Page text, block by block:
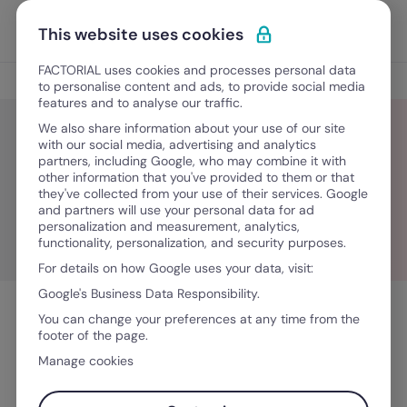
Ir para o conteúdo
Experimente Grátis
Blog
Mariana Lopes
This website uses cookies
FACTORIAL uses cookies and processes personal data
to personalise content and ads, to provide social media
features and to analyse our traffic.
We also share information about your use of our site
with our social media, advertising and analytics
partners, including Google, who may combine it with
other information that you've provided to them or that
they've collected from your use of their services. Google
and partners will use your personal data for ad
personalization and measurement, analytics,
functionality, personalization, and security purposes.
For details on how Google uses your data, visit:
Google's Business Data Responsibility.
You can change your preferences at any time from the
footer of the page.
Manage cookies